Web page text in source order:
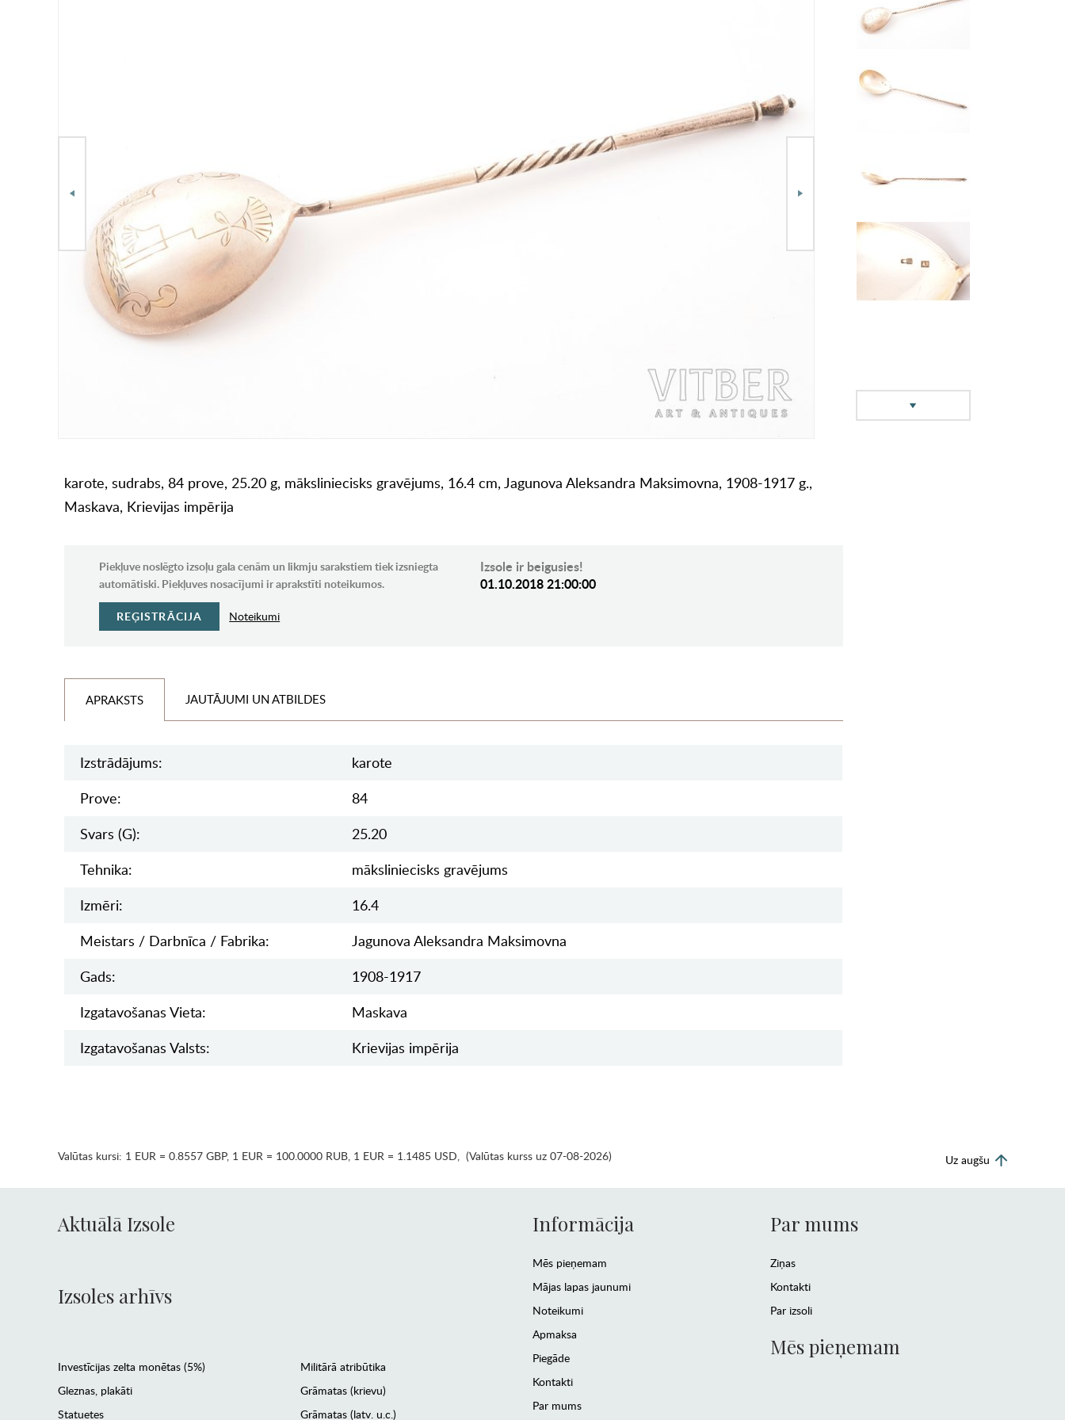
karote, sudrabs, 84 prove, 25.20 g, māksliniecisks gravējums, 16.4 cm, Jagunova Aleksandra Maksimovna, 1908-1917 g.,
Maskava, Krievijas impērija
Piekļuve noslēgto izsoļu gala cenām un likmju sarakstiem tiek izsniegta
automātiski. Piekļuves nosacījumi ir aprakstīti noteikumos.
REĢISTRĀCIJA Noteikumi
Izsole ir beigusies!
01.10.2018 21:00:00
APRAKSTS JAUTĀJUMI UN ATBILDES
Izstrādājums:
karote
Prove:
84
Svars (g):
25.20
Tehnika:
māksliniecisks gravējums
Izmēri:
16.4
Meistars / Darbnīca / Fabrika:
Jagunova Aleksandra Maksimovna
Gads:
1908-1917
Izgatavošanas Vieta:
Maskava
Izgatavošanas Valsts:
Krievijas impērija
Valūtas kursi: 1 EUR = 0.8557 GBP, 1 EUR = 100.0000 RUB, 1 EUR = 1.1485 USD, (Valūtas kurss uz 07-08-2026) Uz augšu
Aktuālā Izsole
Izsoles arhīvs
Investīcijas zelta monētas (5%)
Gleznas, plakāti
Statuetes
Militārā atribūtika
Grāmatas (krievu)
Grāmatas (latv. u.c.)
Informācija
Mēs pieņemam
Mājas lapas jaunumi
Noteikumi
Apmaksa
Piegāde
Kontakti
Par mums
Par mums
Ziņas
Kontakti
Par izsoli
Mēs pieņemam